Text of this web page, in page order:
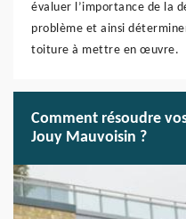
évaluer l’importance de la
problème et ainsi
toiture à mettre en œuvre.
Comment résoudre
Jouy Mauvoisin ?